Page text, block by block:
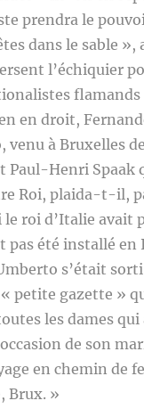
prendra le
dans le sable
l’échiquier
en droit,
venu à Bruxelles
Paul-Henri Spaak
Roi, plaida-t-il,
roi d’Italie avait
pas été installé
s’était
petite gazette »
les dames
de son
en chemin de
Brux. »